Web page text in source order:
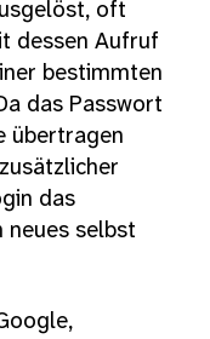
oft
dessen Aufruf
bestimmten
das Passwort
übertragen
das
neues selbst